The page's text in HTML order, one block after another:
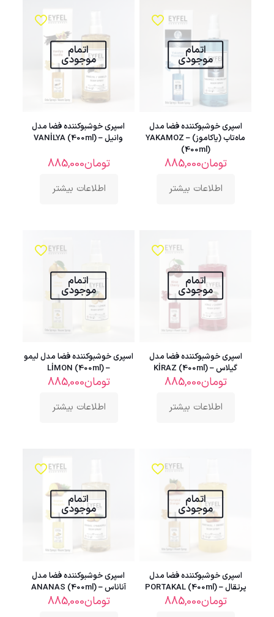
اتمام
موجودی
اسپری خوشبوکننده فضا مدل
ماه‌تاب (یاکاموز) – YAKAMOZ
(400ml)
تومان885,000
اطلاعات بیشتر
اتمام
موجودی
اسپری خوشبوکننده فضا مدل
وانیل – VANİLYA (400ml)
تومان885,000
اطلاعات بیشتر
اتمام
موجودی
اسپری خوشبوکننده فضا مدل
گیلاس – KİRAZ (400ml)
تومان885,000
اطلاعات بیشتر
اتمام
موجودی
اسپری خوشبوکننده فضا مدل لیمو
– LİMON (400ml)
تومان885,000
اطلاعات بیشتر
اتمام
موجودی
اسپری خوشبوکننده فضا مدل
پرتقال – PORTAKAL (400ml)
تومان885,000
اتمام
موجودی
اسپری خوشبوکننده فضا مدل
آناناس – ANANAS (400ml)
تومان885,000